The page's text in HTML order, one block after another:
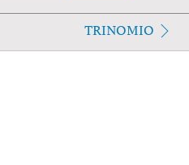
TRINOMIO